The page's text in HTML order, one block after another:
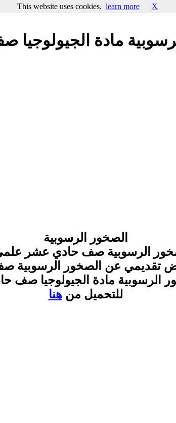
مادة
الصخور الرسوبية
الرسوبية صف حادي عشر علمي
عن الصخور الرسوبية صف 11
الرسوبية مادة الجيولوجيا
للتحميل منهنا
This website uses cookies. learn more X